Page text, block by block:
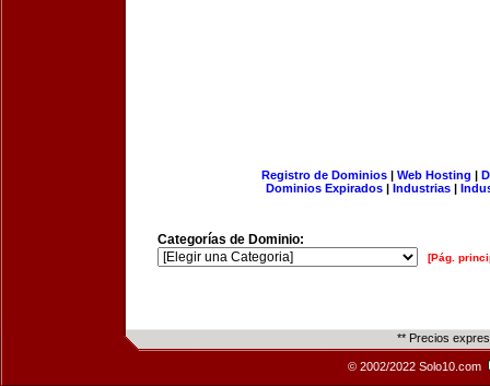
Registro de Dominios| Web Hosting |
Dominios Expirados | Industrias |
Categorías de Dominio:
[Pág.
** Precios
© 2002/2022 Solo10.com